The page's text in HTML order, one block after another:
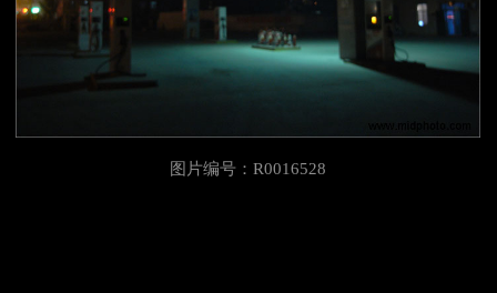
图片编号：R0016528